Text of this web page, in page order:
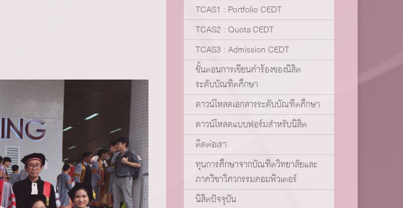
TCAS1 : Portfolio CEDT
TCAS2 : Quota CEDT
TCAS3 : Admission CEDT
ขั้นตอนการเขียนคำร้องของนิสิต
ระดับบัณฑิตศึกษา
ดาวน์โหลดเอกสารระดับบัณฑิตศึกษา
ดาวน์โหลดแบบฟอร์มสำหรับนิสิต
ติดต่อเรา
ทุนการศึกษาจากบัณฑิตวิทยาลัยและ
ภาควิชาวิศวกรรมคอมพิวเตอร์
นิสิตปัจจุบัน